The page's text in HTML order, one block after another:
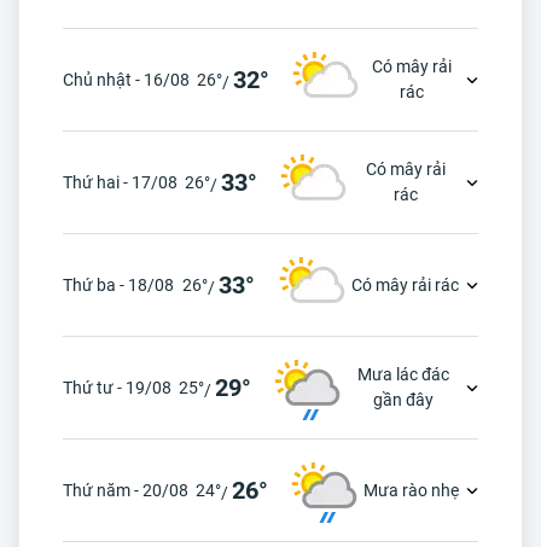
Chủ nhật - 16/08 26°/32°
Có mây rải
rác
Thứ hai - 17/08 26°/33°
Có mây rải
rác
Thứ ba - 18/08 26°/33° Có mây rải rác
Thứ tư - 19/08 25°/29°
Mưa lác đác
gần đây
Thứ năm - 20/08 24°/26° Mưa rào nhẹ